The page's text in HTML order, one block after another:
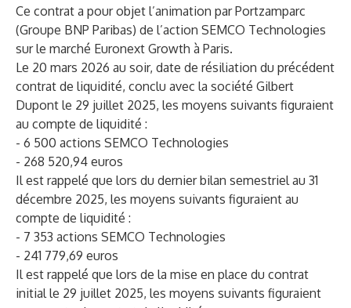
Ce contrat a pour objet l’animation par Portzamparc
(Groupe BNP Paribas) de l’action SEMCO Technologies
sur le marché Euronext Growth à Paris.
Le 20 mars 2026 au soir, date de résiliation du précédent
contrat de liquidité, conclu avec la société Gilbert
Dupont le 29 juillet 2025, les moyens suivants figuraient
au compte de liquidité :
- 6 500 actions SEMCO Technologies
- 268 520,94 euros
Il est rappelé que lors du dernier bilan semestriel au 31
décembre 2025, les moyens suivants figuraient au
compte de liquidité :
- 7 353 actions SEMCO Technologies
- 241 779,69 euros
Il est rappelé que lors de la mise en place du contrat
initial le 29 juillet 2025, les moyens suivants figuraient